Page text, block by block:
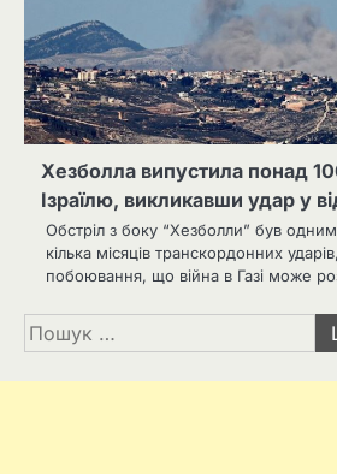
Хезболла випустила понад
Ізраїлю, викликавши удар у
Обстріл з боку “Хезболли” був
кілька місяців транскордонних
побоювання, що війна в Газі може
Пошук: